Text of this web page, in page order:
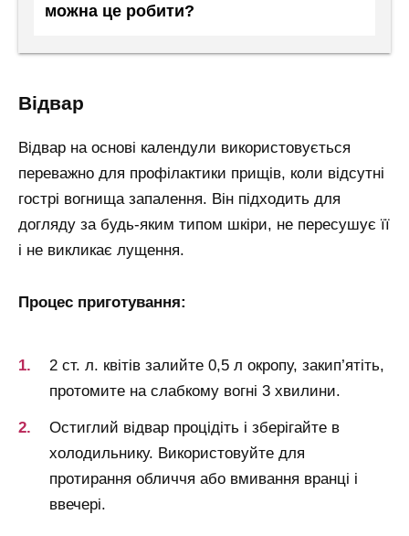
можна це робити?
відвар
Відвар на основі календули використовується
переважно для профілактики прищів, коли відсутні
гострі вогнища запалення. Він підходить для
догляду за будь-яким типом шкіри, не пересушує її
і не викликає лущення.
Процес приготування:
2 ст. л. квітів залийте 0,5 л окропу, закип’ятіть,
протомите на слабкому вогні 3 хвилини.
Остиглий відвар процідіть і зберігайте в
холодильнику. Використовуйте для
протирання обличчя або вмивання вранці і
ввечері.